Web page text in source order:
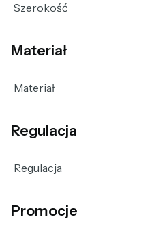
Szerokość
Materiał
Materiał
Regulacja
Regulacja
Promocje